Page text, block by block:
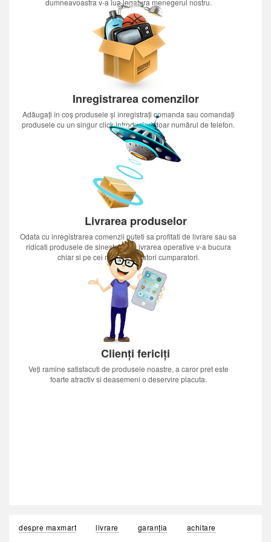
dumneavoastra v-a lua legatura menegerul nostru.
Inregistrarea comenzilor
Adăugați în coș produsele și înregistrați comanda sau comandați
produsele cu un singur click introducînd doar numărul de telefon.
Livrarea produselor
Odata cu inregistrarea comenzii puteti sa profitati de livrare sau sa
ridicati produsele de sinestatator.Livrarea operative v-a bucura
chiar si pe cei mai nerabdatori cumparatori.
Clienți fericiți
Veți ramine satisfacuti de produsele noastre, a caror pret este
foarte atractiv si deasemeni o deservire placuta.
despre maxmart livrare garanția achitare